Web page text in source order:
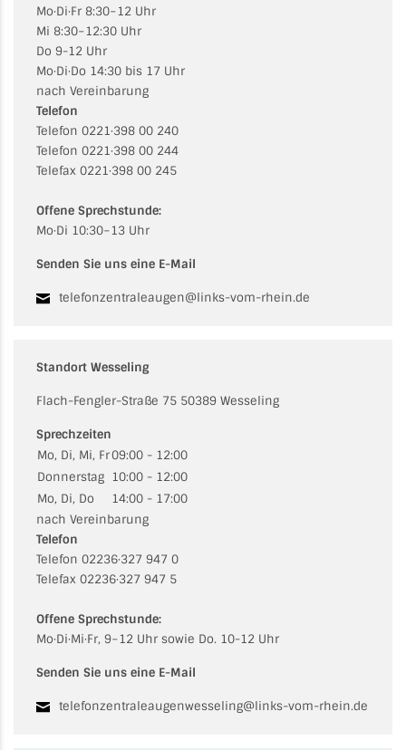
Mo·Di·Fr 8:30−12 Uhr
Mi 8:30−12:30 Uhr
Do 9-12 Uhr
Mo·Di·Do 14:30 bis 17 Uhr
nach Vereinbarung
Telefon
Telefon 0221·398 00 240
Telefon 0221·398 00 244
Telefax 0221·398 00 245
Offene Sprechstunde:
Mo·Di 10:30−13 Uhr
Senden Sie uns eine E-Mail
telefonzentraleaugen@links-vom-rhein.de
Standort Wesseling
Flach-Fengler-Straße 75 50389 Wesseling
Sprechzeiten
Mo, Di, Mi, Fr09:00 - 12:00
Donnerstag 10:00 - 12:00
Mo, Di, Do
14:00 - 17:00
nach Vereinbarung
Telefon
Telefon 02236·327 947 0
Telefax 02236·327 947 5
Offene Sprechstunde:
Mo·Di·Mi·Fr, 9−12 Uhr sowie Do. 10-12 Uhr
Senden Sie uns eine E-Mail
telefonzentraleaugenwesseling@links-vom-rhein.de